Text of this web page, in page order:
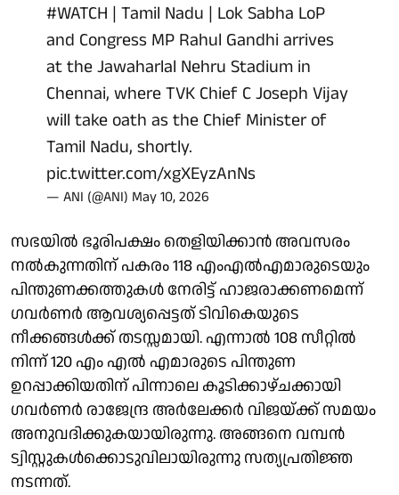
#WATCH | Tamil Nadu | Lok Sabha LoP
and Congress MP Rahul Gandhi arrives
at the Jawaharlal Nehru Stadium in
Chennai, where TVK Chief C Joseph Vijay
will take oath as the Chief Minister of
Tamil Nadu, shortly.
pic.twitter.com/xgXEyzAnNs
— ANI (@ANI) May 10, 2026
സഭയില്‍ ഭൂരിപക്ഷം തെളിയിക്കാന്‍ അവസരം
നല്‍കുന്നതിന് പകരം 118 എംഎല്‍എമാരുടെയും
പിന്തുണക്കത്തുകള്‍ നേരിട്ട് ഹാജരാക്കണമെന്ന്
ഗവര്‍ണര്‍ ആവശ്യപ്പെട്ടത് ടിവികെയുടെ
നീക്കങ്ങള്‍ക്ക് തടസ്സമായി. എന്നാല്‍ 108 സീറ്റില്‍
നിന്ന് 120 എം എല്‍ എമാരുടെ പിന്തുണ
ഉറപ്പാക്കിയതിന് പിന്നാലെ കൂടിക്കാഴ്ചക്കായി
ഗവര്‍ണര്‍ രാജേന്ദ്ര അര്‍ലേക്കര്‍ വിജയ്ക്ക് സമയം
അനുവദിക്കുകയായിരുന്നു. അങ്ങനെ വമ്പന്‍
ട്വിസ്റ്റുകള്‍ക്കൊടുവിലായിരുന്നു സത്യപ്രതിജ്ഞ
നടന്നത്.